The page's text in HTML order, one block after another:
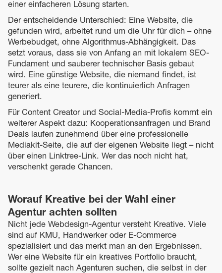
einer einfacheren Lösung starten.
Der entscheidende Unterschied: Eine Website, die
gefunden wird, arbeitet rund um die Uhr für dich – ohne
Werbebudget, ohne Algorithmus-Abhängigkeit. Das
setzt voraus, dass sie von Anfang an mit lokalem SEO-
Fundament und sauberer technischer Basis gebaut
wird. Eine günstige Website, die niemand findet, ist
teurer als eine teurere, die kontinuierlich Anfragen
generiert.
Für Content Creator und Social-Media-Profis kommt ein
weiterer Aspekt dazu: Kooperationsanfragen und Brand
Deals laufen zunehmend über eine professionelle
Mediakit-Seite, die auf der eigenen Website liegt – nicht
über einen Linktree-Link. Wer das noch nicht hat,
verschenkt gerade Chancen.
Worauf Kreative bei der Wahl einer
Agentur achten sollten
Nicht jede Webdesign-Agentur versteht Kreative. Viele
sind auf KMU, Handwerker oder E-Commerce
spezialisiert und das merkt man an den Ergebnissen.
Wer eine Website für ein kreatives Portfolio braucht,
sollte gezielt nach Agenturen suchen, die selbst in der